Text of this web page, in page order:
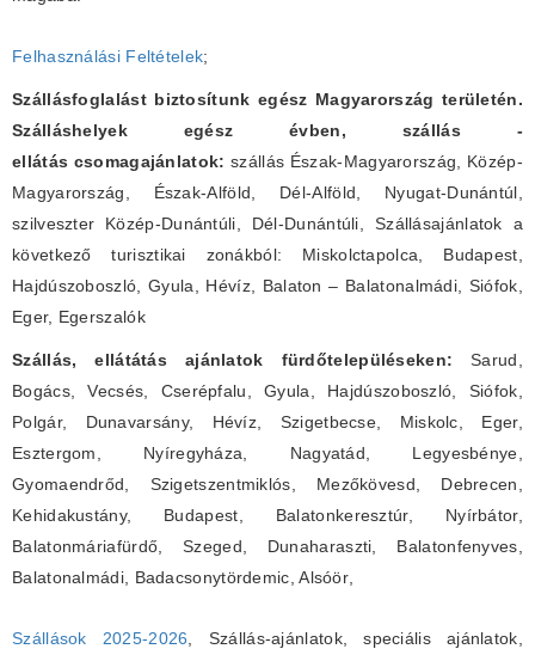
Felhasználási Feltételek;
Szállásfoglalást biztosítunk egész Magyarország területén.
Szálláshelyek egész évben, szállás -
ellátás csomagajánlatok: szállás Észak-Magyarország, Közép-
Magyarország, Észak-Alföld, Dél-Alföld, Nyugat-Dunántúl,
szilveszter Közép-Dunántúli, Dél-Dunántúli, Szállásajánlatok a
következő turisztikai zonákból: Miskolctapolca, Budapest,
Hajdúszoboszló, Gyula, Hévíz, Balaton – Balatonalmádi, Siófok,
Eger, Egerszalók
Szállás, ellátátás ajánlatok fürdőtelepüléseken:Sarud,
Bogács, Vecsés, Cserépfalu, Gyula, Hajdúszoboszló, Siófok,
Polgár, Dunavarsány, Hévíz, Szigetbecse, Miskolc, Eger,
Esztergom, Nyíregyháza, Nagyatád, Legyesbénye,
Gyomaendrőd, Szigetszentmiklós, Mezőkövesd, Debrecen,
Kehidakustány, Budapest, Balatonkeresztúr, Nyírbátor,
Balatonmáriafürdő, Szeged, Dunaharaszti, Balatonfenyves,
Balatonalmádi, Badacsonytördemic, Alsóör
Szállások 2025-2026 , Szállás-ajánlatok, speciális ajánlatok,